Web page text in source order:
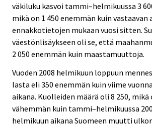
väkiluku kasvoi tammi–helmikuussa 3
mikä on 1 450 enemmän kuin vastaavan
ennakkotietojen mukaan vuosi sitten.
väestönlisäykseen oli se, että
2 050 enemmän kuin maastamuuttoja.
Vuoden 2008 helmikuun loppuun
lasta eli 350 enemmän kuin viime
aikana. Kuolleiden määrä oli 8 250, mikä
vähemmän kuin tammi–helmikuussa
helmikuun aikana Suomeen muutti